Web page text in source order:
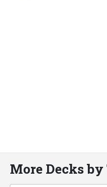
More Decks